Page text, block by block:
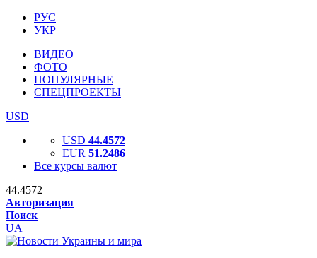
РУС
УКР
ВИДЕО
ФОТО
ПОПУЛЯРНЫЕ
СПЕЦПРОЕКТЫ
USD
USD 44.4572
EUR 51.2486
Все курсы валют
44.4572
Авторизация
Поиск
UA